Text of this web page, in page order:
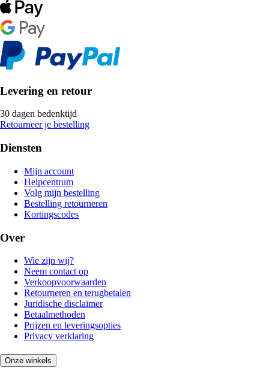
Levering en retour
30 dagen bedenktijd
Retourneer je bestelling
Diensten
Mijn account
Helpcentrum
Volg mijn bestelling
Bestelling retourneren
Kortingscodes
Over
Wie zijn wij?
Neem contact op
Verkoopvoorwaarden
Retourneren en terugbetalen
Juridische disclaimer
Betaalmethoden
Prijzen en leveringsopties
Privacy verklaring
Onze winkels